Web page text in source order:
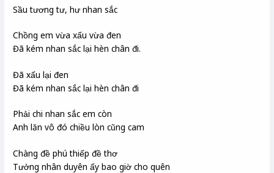
Sầu tương tư, hư nhan sắc
Chồng em vừa xấu vừa đen
Đã kém nhan sắc lại hèn chân đi.
Đã xấu lại đen
Đã kém nhan sắc lại hèn chân đi
Phải chi nhan sắc em còn
Anh lăn vô đó chiều lòn cũng cam
Chàng đề phú thiếp đề thơ
Tưởng nhân duyên ấy bao giờ cho quên